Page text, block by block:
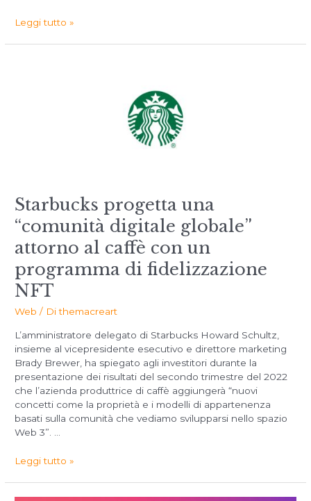
Leggi tutto »
Starbucks progetta una
“comunità digitale globale”
attorno al caffè con un
programma di fidelizzazione
NFT
Web / Dithemacreart
L’amministratore delegato di Starbucks Howard Schultz,
insieme al vicepresidente esecutivo e direttore marketing
Brady Brewer, ha spiegato agli investitori durante la
presentazione dei risultati del secondo trimestre del 2022
che l’azienda produttrice di caffè aggiungerà “nuovi
concetti come la proprietà e i modelli di appartenenza
basati sulla comunità che vediamo svilupparsi nello spazio
Web 3”. …
Leggi tutto »